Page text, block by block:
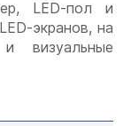
LED-пол и
LED-экранов, на
визуальные